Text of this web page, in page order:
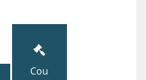
Cou